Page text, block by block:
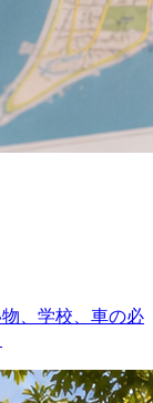
、学校、車の必